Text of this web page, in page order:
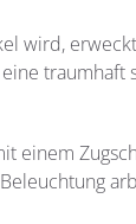
wird,
einem